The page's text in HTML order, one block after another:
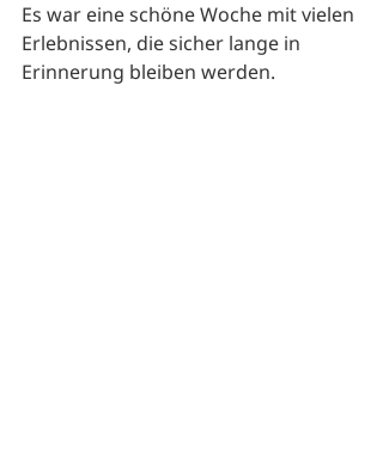
Es war eine schöne Woche mit vielen
Erlebnissen, die sicher lange in
Erinnerung bleiben werden.